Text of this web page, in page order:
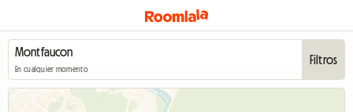
En cualquier momento
Filtros